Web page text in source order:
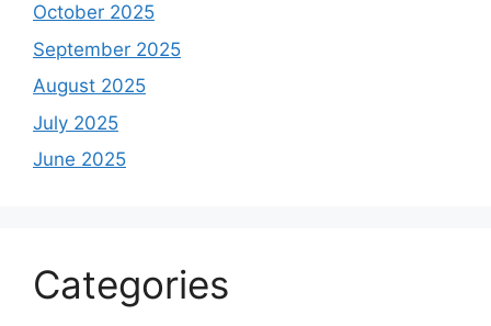
October 2025
September 2025
August 2025
July 2025
June 2025
Categories